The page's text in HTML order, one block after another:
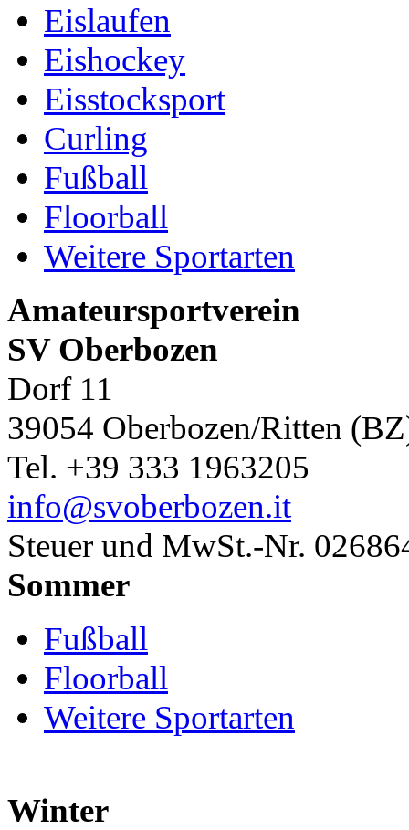
Eislaufen
Eishockey
Eisstocksport
Curling
Fußball
Floorball
Weitere Sportarten
Amateursportverein
SV Oberbozen
Dorf 11
39054 Oberbozen/Ritten
Tel. +39 333 1963205
info@svoberbozen.it
Steuer und MwSt.-Nr.
Sommer
Fußball
Floorball
Weitere Sportarten
Winter